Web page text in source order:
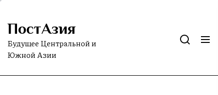
Skip
the
content
ПостАзия
Будущее Центральной и
Южной Азии